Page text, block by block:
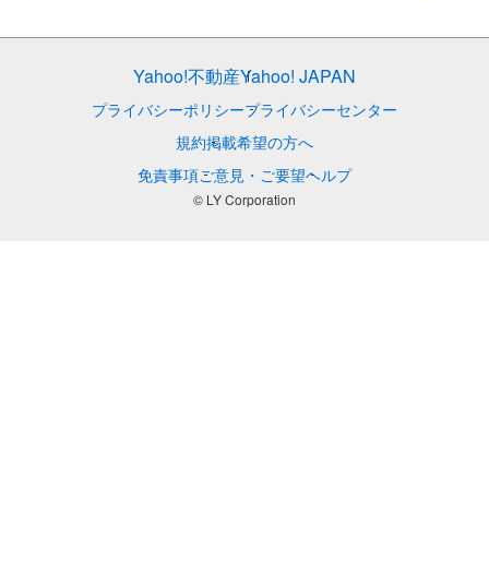
Yahoo!不動産Yahoo! JAPAN
プライバシーポリシープライバシーセンター
規約掲載希望の方へ
免責事項ご意見・ご要望ヘルプ
© LY Corporation